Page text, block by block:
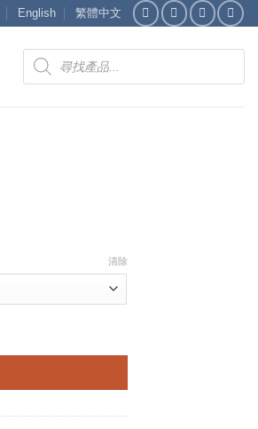
English 繁體中文
Products
search
清除